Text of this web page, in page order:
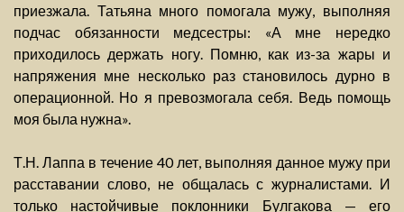
приезжала. Татьяна много помогала мужу, выполняя
подчас обязанности медсестры: «А мне нередко
приходилось держать ногу. Помню, как из-за жары и
напряжения мне несколько раз становилось дурно в
операционной. Но я превозмогала себя. Ведь помощь
моя была нужна».
Т.Н. Лаппа в течение 40 лет, выполняя данное мужу при
расставании слово, не общалась с журналистами. И
только настойчивые поклонники Булгакова — его